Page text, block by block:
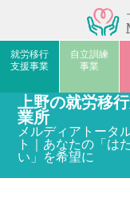
就労移行
支援事業
自立訓練
事業
上野の就労移
業所
メルディアトータ
ト｜あなたの「は
い」を希望に